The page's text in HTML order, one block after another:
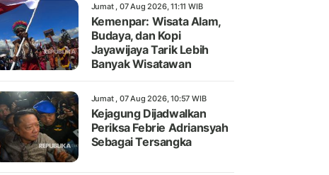
Jumat , 07 Aug 2026, 11:11 WIB
Kemenpar: Wisata Alam,
Budaya, dan Kopi
Jayawijaya Tarik Lebih
Banyak Wisatawan
Jumat , 07 Aug 2026, 10:57 WIB
Kejagung Dijadwalkan
Periksa Febrie Adriansyah
Sebagai Tersangka